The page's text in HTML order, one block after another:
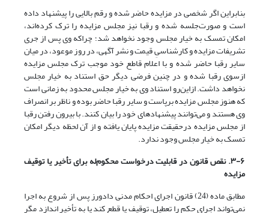
بنابراین اگر شخصی در مزایده حاضر شده و رقم بالایی را پیشنهاد داده
است و صورت‌جلسه شده و رقبا نیز مجلس مزایده را ترک کرده‌اند،
امکان تمسک به خیار مجلس وجود نخواهد شد؛ چراکه وی پس از جری
تشریفات مزایده و کارشناسیِ قیمت و نشر آگهی، در روز موعود، در میان
سایر رقبا حاضر شده و با اعلام قاطع خود موجب ترک مجلس مزایده
ازسوی رقبا شده و در چنین فرضی دیگر حق استناد به خیار مجلس
نخواهد داشت. از‌این‌رو استناد وی به خیار مجلس محدود به زمانی است
که هنوز مجلس مزایده برپاست و سایر رقبا حاضر بوده و ناظر بر انصراف
وی هستند و می‌توانند پیشنهادهای خود را بیان کنند. با بیرون رفتن رقبا
از مجلس مزایده درحقیقت مزایده پایان یافته و از آن لحظه دیگر امکان
تمسک به خیار مجلس وجود ندارد.
۳-۶. نقص قانون در قابلیت درخواست محکوم
له برای تأخیر یا توقیف
مزایده
مطابق ماده (24) قانون اجرای احکام مدنی دادورز پس از شروع به اجرا
نمی‌تواند اجرای حکم را تعطیل، توقیف یا قطع کند یا به تأخیر اندازد مگر